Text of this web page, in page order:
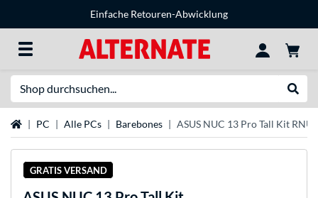
Einfache Retouren-Abwicklung
Startseite
PC Alle PCs Barebones ASUS NUC 13 Pro Tall Kit
GRATIS VERSAND